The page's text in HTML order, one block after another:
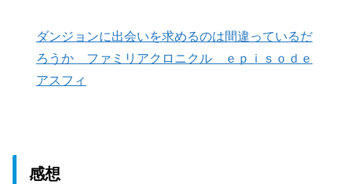
ダンジョンに出会いを求めるのは間違っているだ
ろうか ファミリアクロニクル ｅｐｉｓｏｄｅ
アスフィ
感想